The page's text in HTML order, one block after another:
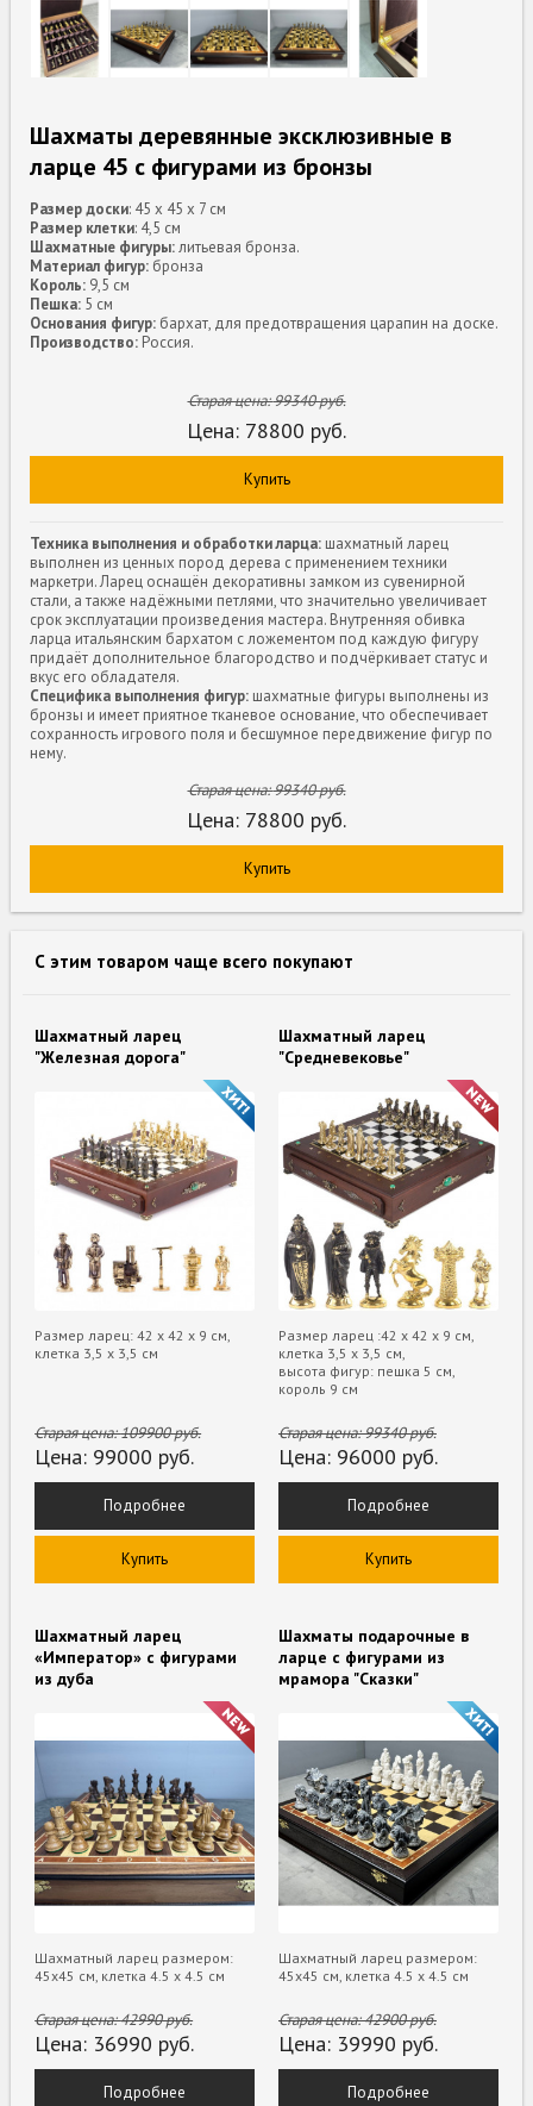
Шахматы деревянные эксклюзивные в
ларце 45 с фигурами из бронзы
Размер доски: 45 х 45 х 7 см
Размер клетки: 4,5 см
Шахматные фигуры:литьевая бронза.
Материал фигур: бронза
Король: 9,5 см
Пешка: 5 см
Основания фигур: бархат, для предотвращения царапин на доске.
Производство: Россия.
Старая цена:99340руб.
Цена: 78800 руб.
Купить
Техника выполнения и обработки ларца: шахматный ларец
выполнен из ценных пород дерева с применением техники
маркетри. Ларец оснащён декоративны замком из сувенирной
стали, а также надёжными петлями, что значительно увеличивает
срок эксплуатации произведения мастера. Внутренняя обивка
ларца итальянским бархатом с ложементом под каждую фигуру
придаёт дополнительное благородство и подчёркивает статус и
вкус его обладателя.
Специфика выполнения фигур: шахматные фигуры выполнены из
бронзы и имеет приятное тканевое основание, что обеспечивает
сохранность игрового поля и бесшумное передвижение фигур по
нему.
Старая цена:99340руб.
Цена: 78800 руб.
Купить
С этим товаром чаще всего покупают
Шахматный ларец
"Железная дорога"
Размер ларец: 42 х 42 х 9 см,
клетка 3,5 х 3,5 см
Старая цена:109900руб.
Цена: 99000 руб.
Подробнее
Купить
Шахматный ларец
"Средневековье"
Размер ларец :42 х 42 х 9 см,
клетка 3,5 х 3,5 см,
высота фигур: пешка 5 см,
король 9 см
Старая цена:99340руб.
Цена: 96000 руб.
Подробнее
Купить
Шахматный ларец
«Император» с фигурами
из дуба
Шахматный ларец размером:
45х45 см, клетка 4.5 х 4.5 см
Старая цена:42990руб.
Цена: 36990 руб.
Подробнее
Шахматы подарочные в
ларце с фигурами из
мрамора "Сказки"
Шахматный ларец размером:
45х45 см, клетка 4.5 х 4.5 см
Старая цена:42900руб.
Цена: 39990 руб.
Подробнее